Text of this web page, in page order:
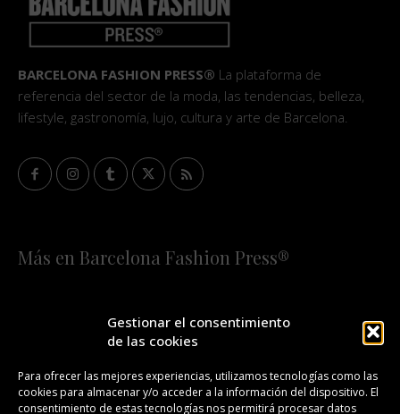
Gestionar el consentimiento
de las cookies
Para ofrecer las mejores experiencias, utilizamos tecnologías como las
cookies para almacenar y/o acceder a la información del dispositivo. El
consentimiento de estas tecnologías nos permitirá procesar datos
BARCELONA FASHION PRESS® La plataforma de
referencia del sector de la moda, las tendencias, belleza,
lifestyle, gastronomía, lujo, cultura y arte de Barcelona.
Más en Barcelona Fashion Press®
¡SUSCRÍBETE A NUESTRA FASHION NEWS!
CONTACTO REDACCIÓN PUBLICIDAD